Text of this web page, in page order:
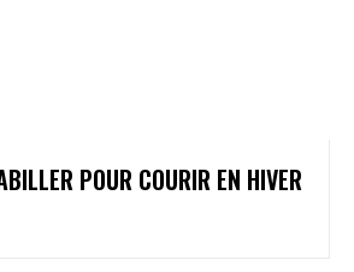
POUR COURIR EN HIVER